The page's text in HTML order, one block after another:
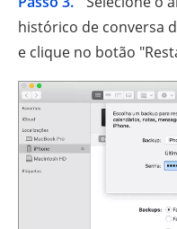
histórico de conversa
e clique no botão